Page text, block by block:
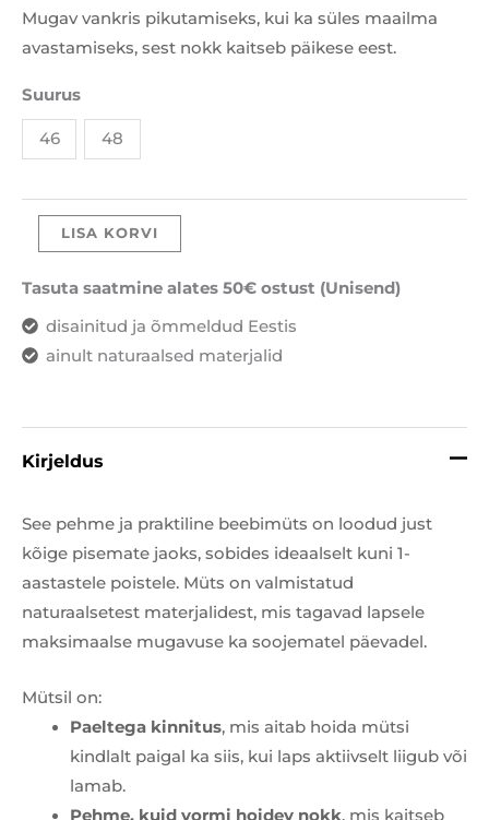
Mugav vankris pikutamiseks, kui ka süles maailma
avastamiseks, sest nokk kaitseb päikese eest.
Suurus
46 48
LISA KORVI
Tasuta saatmine alates 50€ ostust (Unisend)
disainitud ja õmmeldud Eestis
ainult naturaalsed materjalid
Kirjeldus
See pehme ja praktiline beebimüts on loodud just
kõige pisemate jaoks, sobides ideaalselt kuni 1-
aastastele poistele. Müts on valmistatud
naturaalsetest materjalidest, mis tagavad lapsele
maksimaalse mugavuse ka soojematel päevadel.
Mütsil on:
Paeltega kinnitus, mis aitab hoida mütsi
kindlalt paigal ka siis, kui laps aktiivselt liigub või
lamab.
Pehme, kuid vormi hoidev nokk, mis kaitseb